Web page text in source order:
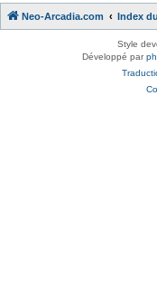
Neo-Arcadia.com Index
Style
Développé par